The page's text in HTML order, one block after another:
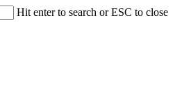
Hit enter to search or ESC to close